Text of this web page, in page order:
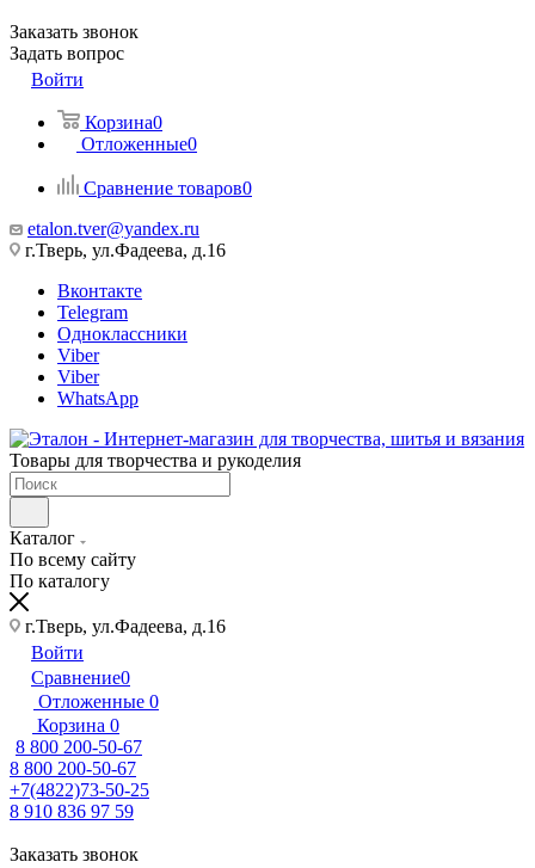
Заказать звонок
Задать вопрос
Войти
Корзина0
Отложенные0
Сравнение товаров0
etalon.tver@yandex.ru
г.Тверь, ул.Фадеева, д.16
Вконтакте
Telegram
Одноклассники
Viber
Viber
WhatsApp
Товары для творчества и рукоделия
Каталог
По всему сайту
По каталогу
г.Тверь, ул.Фадеева, д.16
Войти
Сравнение0
Отложенные 0
Корзина 0
8 800 200-50-67
8 800 200-50-67
+7(4822)73-50-25
8 910 836 97 59
Заказать звонок